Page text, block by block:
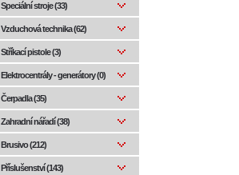
Speciální stroje (33)
Vzduchová technika (62)
Stříkací pistole (3)
Elektrocentrály - generátory (0)
Čerpadla (35)
Zahradní nářadí (38)
Brusivo (212)
Příslušenství (143)